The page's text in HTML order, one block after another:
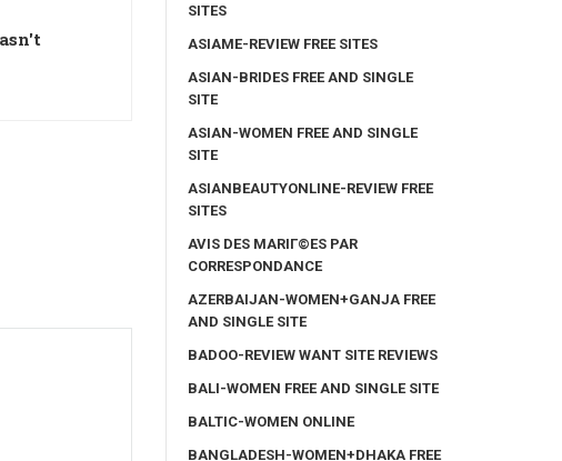
SITES
ASIAME-REVIEW FREE SITES
ASIAN-BRIDES FREE AND SINGLE
SITE
ASIAN-WOMEN FREE AND SINGLE
SITE
ASIANBEAUTYONLINE-REVIEW FREE
SITES
AVIS DES MARIГ©ES PAR
CORRESPONDANCE
AZERBAIJAN-WOMEN+GANJA FREE
AND SINGLE SITE
BADOO-REVIEW WANT SITE REVIEWS
BALI-WOMEN FREE AND SINGLE SITE
BALTIC-WOMEN ONLINE
BANGLADESH-WOMEN+DHAKA FREE